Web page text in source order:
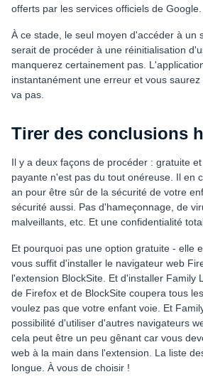
offerts par les services officiels de Google.
À ce stade, le seul moyen d'accéder à un
serait de procéder à une réinitialisation
manquerez certainement pas.
instantanément une erreur et vous
va pas.
Tirer des conclusions
Il y a deux façons de procéder : gratuite
payante n'est pas du tout onéreuse. Il en
an pour être sûr de la sécurité de votre
sécurité aussi. Pas d'hameçonnage, de
malveillants, etc. Et une confidentialité
Et pourquoi pas une option gratuite - elle
vous suffit d'installer le navigateur web
l'extension BlockSite. Et d'installer Family
de Firefox et de BlockSite coupera tous
voulez pas que votre enfant voie. Et
possibilité d'utiliser d'autres navigateurs
cela peut être un peu gênant car vous
web à la main dans l'extension. La liste
longue. À vous de choisir !